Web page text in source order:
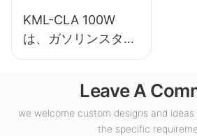
KML-CLA 100W
は、ガソリンスタン
ドや地下道などの屋
LED キャノピー ラ
イト サプライヤーで
Leave A
we welcome custom designs and
the specific